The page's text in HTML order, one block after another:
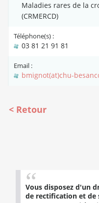
Maladies rares de la
(CRMERCD)
Téléphone(s) :
03 81 21 91 81
Email :
bmignot(at)chu-
Retour
Vous disposez d'un
de rectification et de